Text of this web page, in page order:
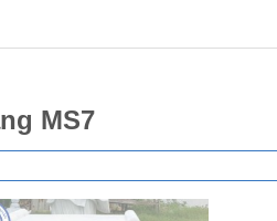
MS7